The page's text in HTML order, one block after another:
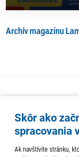
Archív magazínu
Skôr ako
spracovania
Ak navštívite stránku,